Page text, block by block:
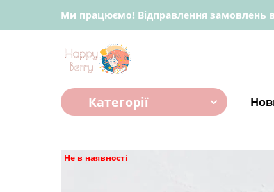
Ми працюємо! Відправлення замовлень в
Категорії
Не в наявності